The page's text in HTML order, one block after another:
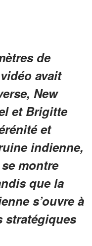
de
avait
New
et Brigitte
et
indienne,
montre
que la
s’ouvre à
stratégiques